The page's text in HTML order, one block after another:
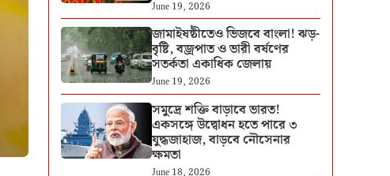
June 19, 2026
জামাইষষ্ঠীতেও ভিজবে বাংলা! ঝড়-
বৃষ্টি, বজ্রপাত ও ভারী বর্ষণের
সতর্কতা একাধিক জেলায়
June 19, 2026
সমুদ্রে শক্তি বাড়াবে ভারত!
একসঙ্গে উদ্বোধন হতে পারে ৩
যুদ্ধজাহাজ, বাড়বে নৌসেনার
ক্ষমতা
June 18, 2026